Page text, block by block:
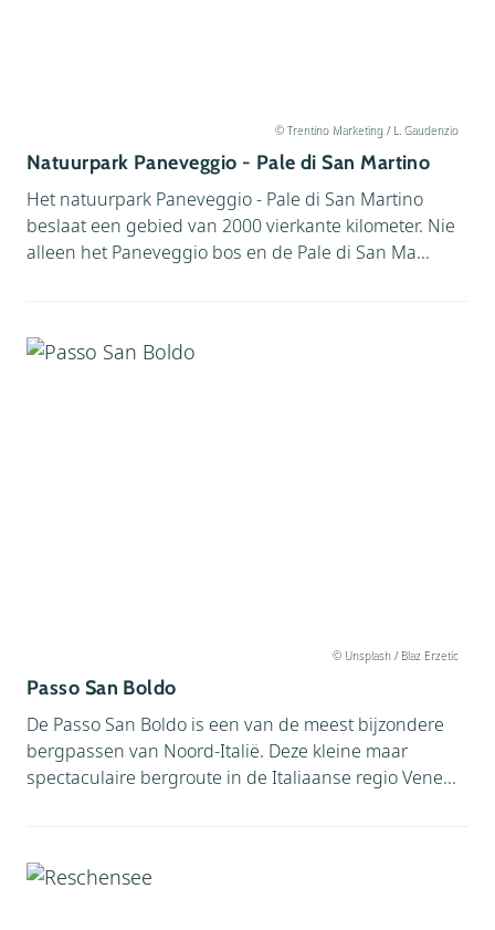
© Trentino Marketing / L. Gaudenzio
Natuurpark Paneveggio - Pale di San Martino
Het natuurpark Paneveggio - Pale di San Martino
beslaat een gebied van 2000 vierkante kilometer. Nie
alleen het Paneveggio bos en de Pale di San Ma...
© Unsplash / Blaz Erzetic
Passo San Boldo
De Passo San Boldo is een van de meest bijzondere
bergpassen van Noord‑Italië. Deze kleine maar
spectaculaire bergroute in de Italiaanse regio Vene...